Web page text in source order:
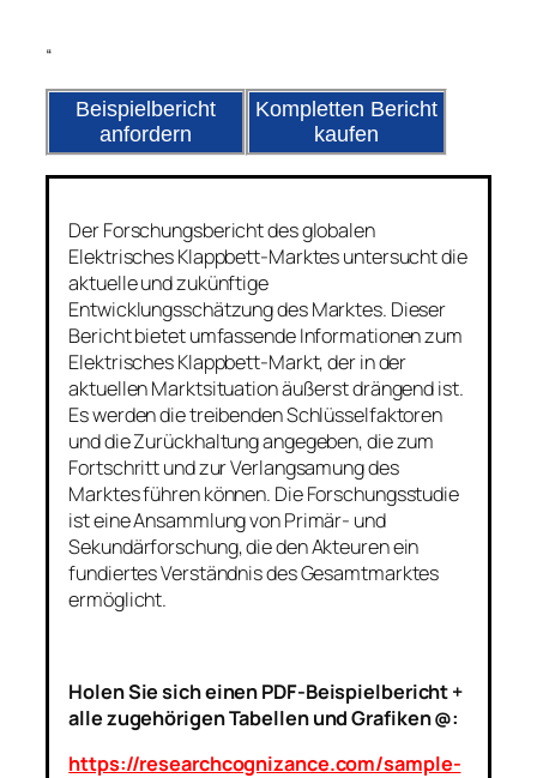
“
Beispielbericht
anfordern
Kompletten Bericht
kaufen
Der Forschungsbericht des globalen
Elektrisches Klappbett-Marktes untersucht die
aktuelle und zukünftige
Entwicklungsschätzung des Marktes. Dieser
Bericht bietet umfassende Informationen zum
Elektrisches Klappbett-Markt, der in der
aktuellen Marktsituation äußerst drängend ist.
Es werden die treibenden Schlüsselfaktoren
und die Zurückhaltung angegeben, die zum
Fortschritt und zur Verlangsamung des
Marktes führen können. Die Forschungsstudie
ist eine Ansammlung von Primär- und
Sekundärforschung, die den Akteuren ein
fundiertes Verständnis des Gesamtmarktes
ermöglicht.
Holen Sie sich einen PDF-Beispielbericht +
alle zugehörigen Tabellen und Grafiken @:
https://researchcognizance.com/sample-